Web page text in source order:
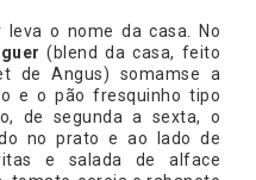
leva o nome da casa. No
(blend da casa, feito
de Angus) somamse a
e o pão fresquinho tipo
de segunda a sexta, o
no prato e ao lado de
e salada de alface